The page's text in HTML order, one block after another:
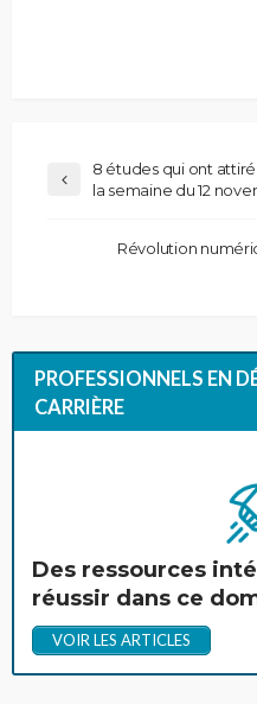
8 études qui ont
la semaine du 12
Révolution
PROFESSIONNELS EN
CARRIÈRE
Des ressources
réussir dans ce
VOIR LES ARTICLES